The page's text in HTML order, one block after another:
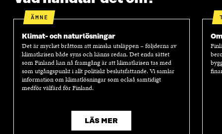
E
R
ÄMNE
Klimat- och naturlösningar
Det är mycket bråttom att minska utsläppen – följderna av
klimatkrisen både syns och känns redan. Det enda sättet
som Finland kan nå framgång är att klimatkrisen tas med
som utgångspunkt i allt politiskt beslutsfattande. Vi samlar
information om klimatlösningar som också samtidigt
medför välfärd för Finland.
LÄS MER